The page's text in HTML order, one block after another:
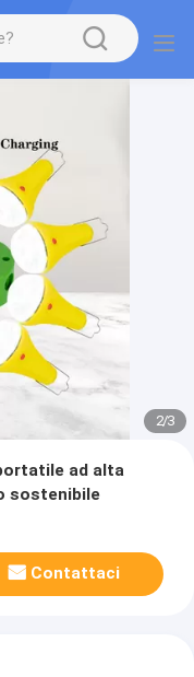
2/3
ad alta
sostenibile
Contattaci